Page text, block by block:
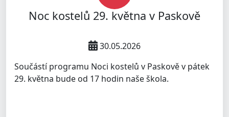
Noc kostelů 29. května v Paskově
30.05.2026
Součástí programu Noci kostelů v Paskově v pátek
29. května bude od 17 hodin naše škola.